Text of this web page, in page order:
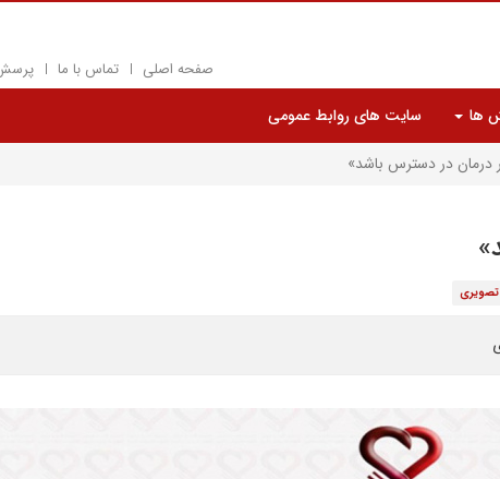
صفحه اصلی تماس با ما
ها
سایت های روابط عمومی
درمان در دسترس باشد»
تصویری